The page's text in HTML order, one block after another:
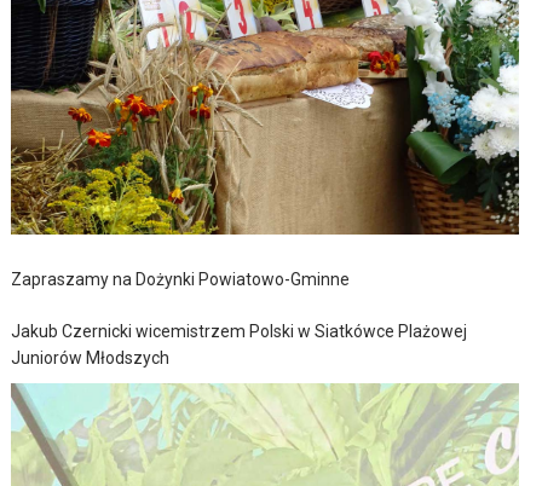
Zapraszamy na Dożynki Powiatowo-Gminne
Jakub Czernicki wicemistrzem Polski w Siatkówce Plażowej
Juniorów Młodszych